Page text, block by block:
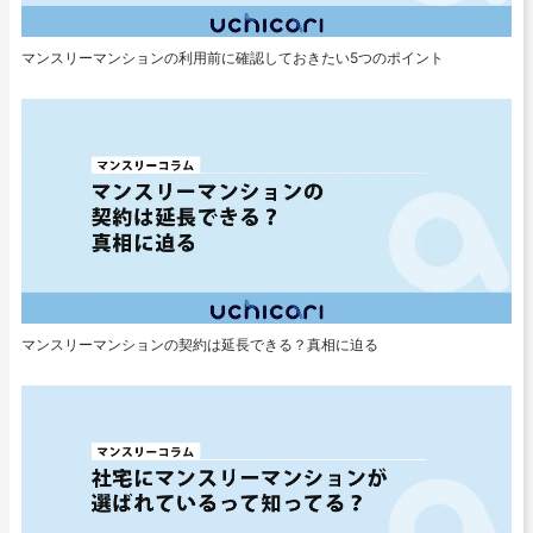
マンスリーマンションの利用前に確認しておきたい5つのポイント
マンスリーマンションの契約は延長できる？真相に迫る